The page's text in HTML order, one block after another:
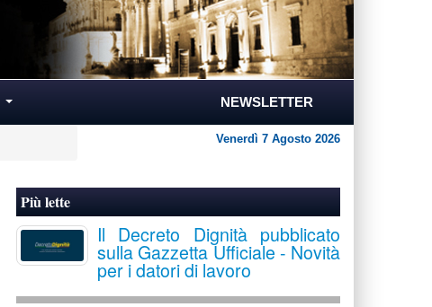
NEWSLETTER
Venerdì 7 Agosto 2026
Più lette
Il Decreto Dignità pubblicato
sulla Gazzetta Ufficiale - Novità
per i datori di lavoro